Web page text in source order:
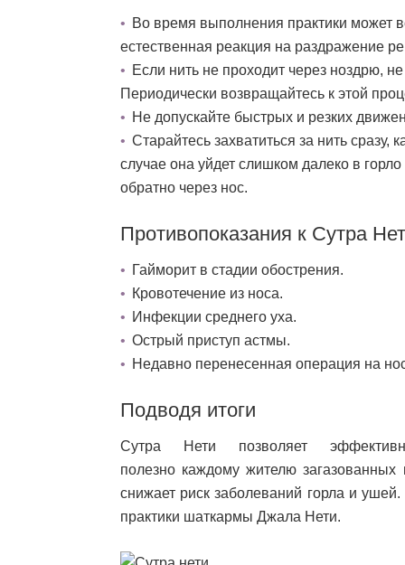
Во время выполнения практики может
естественная реакция на раздражение
Если нить не проходит через ноздрю,
Периодически возвращайтесь к этой
Не допускайте быстрых и резких
Старайтесь захватиться за нить сразу,
случае она уйдет слишком далеко в
обратно через нос.
Противопоказания к Сутра
Гайморит в стадии обострения.
Кровотечение из носа.
Инфекции среднего уха.
Острый приступ астмы.
Недавно перенесенная операция на
Подводя итоги
Сутра Нети позволяет
полезно каждому жителю
снижает риск заболеваний горла и
практики шаткармы Джала Нети.